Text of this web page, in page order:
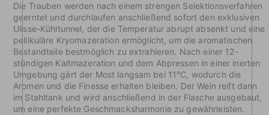
Die Trauben werden nach einem strengen Selektionsverfahren
geerntet und durchlaufen anschließend sofort den exklusiven
Ulisse-Kühltunnel, der die Temperatur abrupt absenkt und eine
pellikuläre Kryomazeration ermöglicht, um die aromatischen
Bestandteile bestmöglich zu extrahieren. Nach einer 12-
stündigen Kaltmazeration und dem Abpressen in einer inerten
Umgebung gärt der Most langsam bei 11°C, wodurch die
Aromen und die Finesse erhalten bleiben. Der Wein reift dann
im Stahltank und wird anschließend in der Flasche ausgebaut,
um eine perfekte Geschmacksharmonie zu gewährleisten.